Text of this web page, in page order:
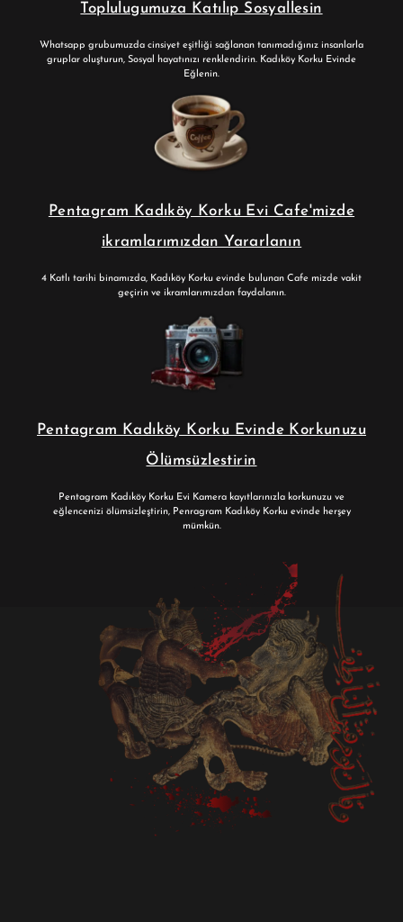
Toplulugumuza Katılıp Sosyallesin
Whatsapp grubumuzda cinsiyet eşitliği sağlanan tanımadığınız insanlarla
gruplar oluşturun, Sosyal hayatınızı renklendirin. Kadıköy Korku Evinde
Eğlenin.
Pentagram Kadıköy Korku Evi Cafe'mizde
ikramlarımızdan Yararlanın
4 Katlı tarihi binamızda, Kadıköy Korku evinde bulunan Cafe mizde vakit
geçirin ve ikramlarımızdan faydalanın.
Pentagram Kadıköy Korku Evinde Korkunuzu
Ölümsüzlestirin
Pentagram Kadıköy Korku Evi Kamera kayıtlarınızla korkunuzu ve
eğlencenizi ölümsizleştirin, Penragram Kadıköy Korku evinde herşey
mümkün.